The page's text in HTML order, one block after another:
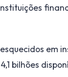
em
bilhões